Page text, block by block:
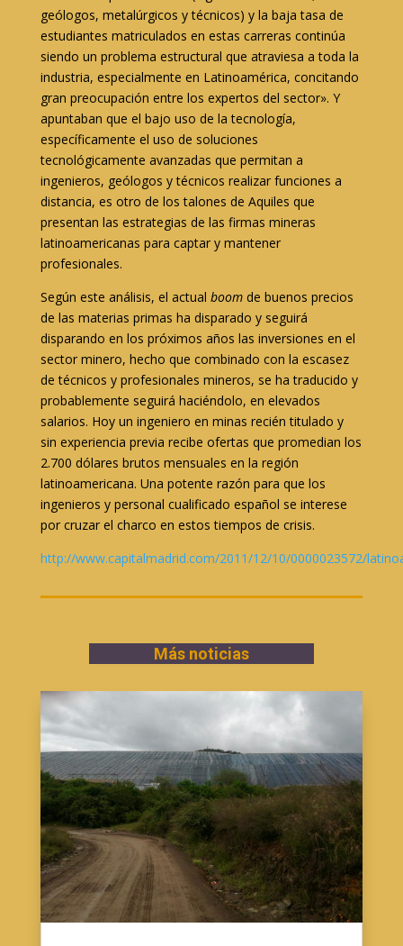
geólogos, metalúrgicos y técnicos) y la baja tasa de
estudiantes matriculados en estas carreras continúa
siendo un problema estructural que atraviesa a toda la
industria, especialmente en Latinoamérica, concitando
gran preocupación entre los expertos del sector». Y
apuntaban que el bajo uso de la tecnología,
específicamente el uso de soluciones
tecnológicamente avanzadas que permitan a
ingenieros, geólogos y técnicos realizar funciones a
distancia, es otro de los talones de Aquiles que
presentan las estrategias de las firmas mineras
latinoamericanas para captar y mantener
profesionales.
Según este análisis, el actual boomde buenos precios
de las materias primas ha disparado y seguirá
disparando en los próximos años las inversiones en el
sector minero, hecho que combinado con la escasez
de técnicos y profesionales mineros, se ha traducido y
probablemente seguirá haciéndolo, en elevados
salarios. Hoy un ingeniero en minas recién titulado y
sin experiencia previa recibe ofertas que promedian los
2.700 dólares brutos mensuales en la región
latinoamericana. Una potente razón para que los
ingenieros y personal cualificado español se interese
por cruzar el charco en estos tiempos de crisis.
http://www.capitalmadrid.com/2011/12/10/0000023572/
Más noticias